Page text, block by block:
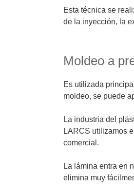
Esta técnica se
de la inyección, la
Moldeo a
Es utilizada
moldeo, se puede
La industria del
LARCS utilizamos
comercial.
La lámina entra en
elimina muy